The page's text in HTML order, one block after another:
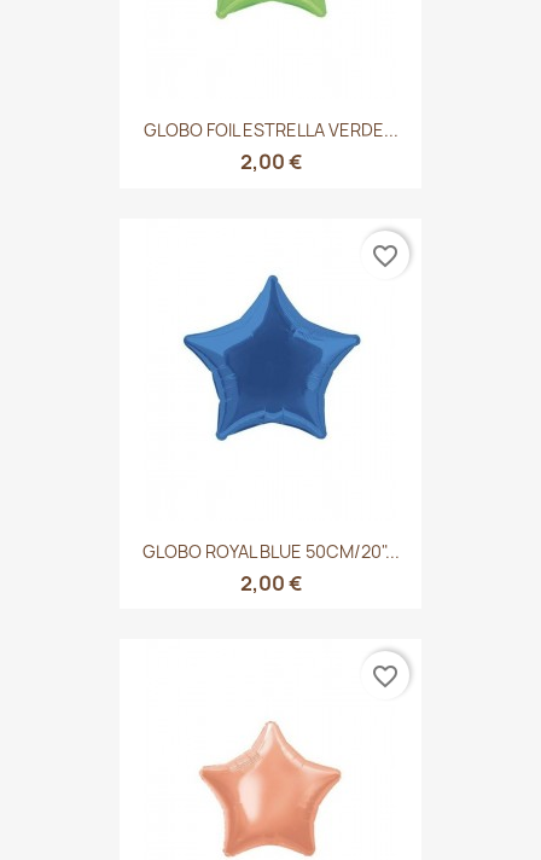
GLOBO FOIL ESTRELLA VERDE...
2,00 €
GLOBO ROYAL BLUE 50CM/20"...
2,00 €
favorite_border
favorite_border